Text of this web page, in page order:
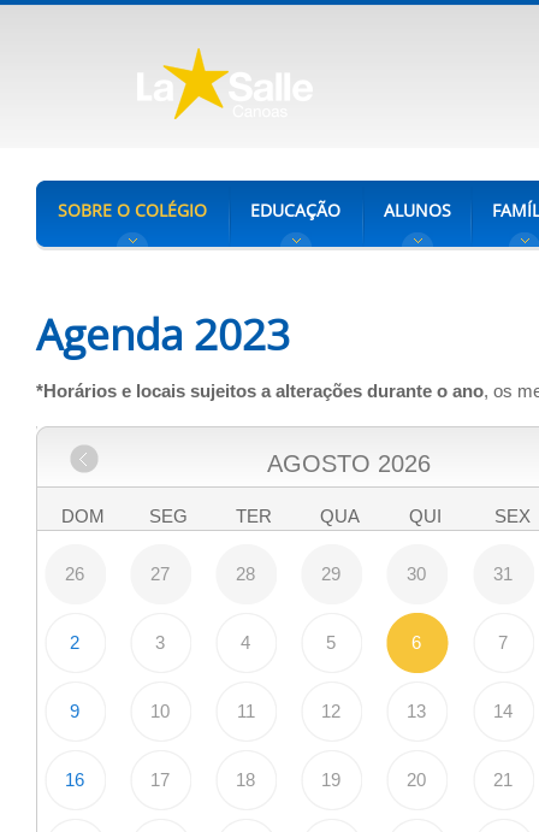
SOBRE O COLÉGIO EDUCAÇÃO ALUNOS
Agenda 2023
*Horários e locais sujeitos a alterações durante o ano, os
AGOSTO 2026
DOM SEG TER QUA QUI SEX
26 27 28 29 30 31
2 3 4 5 6 7
9 10 11 12 13 14
16 17 18 19 20 21